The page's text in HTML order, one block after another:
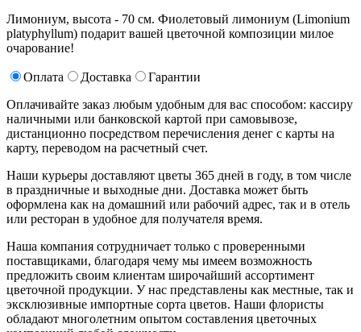
Лимониум, высота - 70 см. Фиолетовый лимониум (Limonium
platyphyllum) подарит вашей цветочной композиции милое
очарование!
Оплата Доставка
Гарантии
Оплачивайте заказ любым удобным для вас способом: кассиру
наличными или банковской картой при самовывозе,
дистанционно посредством перечисления денег с карты на
карту, переводом на расчетный счет.
Наши курьеры доставляют цветы 365 дней в году, в том числе
в праздничные и выходные дни. Доставка может быть
оформлена как на домашний или рабочий адрес, так и в отель
или ресторан в удобное для получателя время.
Наша компания сотрудничает только с проверенными
поставщиками, благодаря чему мы имеем возможность
предложить своим клиентам широчайший ассортимент
цветочной продукции. У нас представлены как местные, так и
эксклюзивные импортные сорта цветов. Наши флористы
обладают многолетним опытом составления цветочных